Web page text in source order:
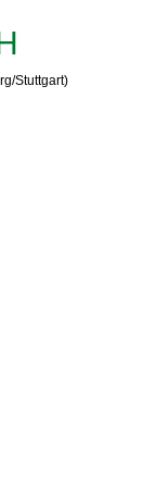
Stuttgart)